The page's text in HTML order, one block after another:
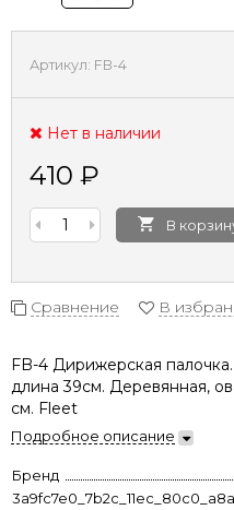
Артикул: FB-4
Нет в наличии
410 ₽
В
Сравнение В
FB-4 Дирижерская
длина 39см. Деревянная,
см. Fleet
Подробное описание
Бренд